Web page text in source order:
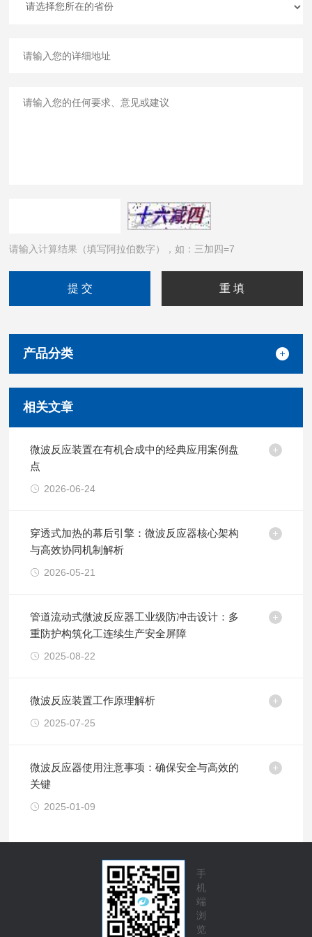
请输入计算结果（填写阿拉伯数字），如：三加四=7
产品分类
相关文章
微波反应装置在有机合成中的经典应用案例盘
点
2026-06-24
穿透式加热的幕后引擎：微波反应器核心架构
与高效协同机制解析
2026-05-21
管道流动式微波反应器工业级防冲击设计：多
重防护构筑化工连续生产安全屏障
2025-08-22
微波反应装置工作原理解析
2025-07-25
微波反应器使用注意事项：确保安全与高效的
关键
2025-01-09
手
机
端
浏
览